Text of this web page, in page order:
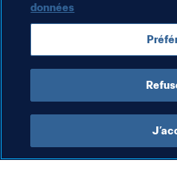
Thèmes en lien
Australia AFC
données